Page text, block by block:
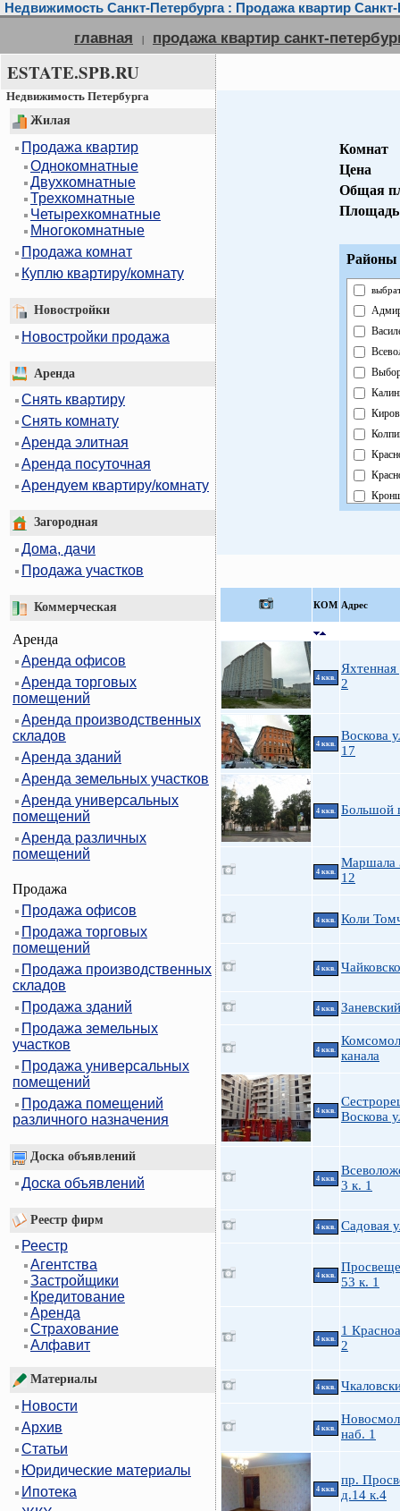
Недвижимость Санкт-Петербурга : Продажа квартир Санкт-
главная | продажа квартир санкт-
ESTATE.SPB.RU
Недвижимость Петербурга
Жилая
Продажа квартир
Однокомнатные
Двухкомнатные
Трехкомнатные
Четырехкомнатные
Многокомнатные
Продажа комнат
Куплю квартиру/комнату
Новостройки
Новостройки продажа
Аренда
Снять квартиру
Снять комнату
Аренда элитная
Аренда посуточная
Арендуем квартиру/комнату
Загородная
Дома, дачи
Продажа участков
Коммерческая
Аренда
Аренда офисов
Аренда торговых
помещений
Аренда производственных
складов
Аренда зданий
Аренда земельных участков
Аренда универсальных
помещений
Аренда различных
помещений
Продажа
Продажа офисов
Продажа торговых
помещений
Продажа производственных
складов
Продажа зданий
Продажа земельных
участков
Продажа универсальных
помещений
Продажа помещений
различного назначения
Доска объявлений
Доска объявлений
Реестр фирм
Реестр
Агентства
Застройщики
Кредитование
Аренда
Страхование
Алфавит
Материалы
Новости
Архив
Статьи
Юридические материалы
Ипотека
Комнат
Цена
Общая
Площадь
Районы
КOМ Адрес
4 ккв.
Яхтенная
2
4 ккв.
Воскова
17
4 ккв. Большой
4 ккв.
Маршала
12
4 ккв. Коли
4 ккв.
4 ккв.
4 ккв.
канала
4 ккв.
Воскова
4 ккв.
3 к. 1
4 ккв. Садовая
4 ккв.
53 к. 1
4 ккв.
1
2
4 ккв.
4 ккв.
наб. 1
4 ккв.
пр.
д.14 к.4